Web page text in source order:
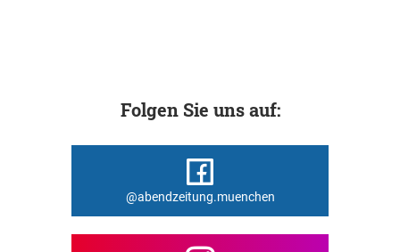
Folgen Sie uns auf:
@abendzeitung.muenchen